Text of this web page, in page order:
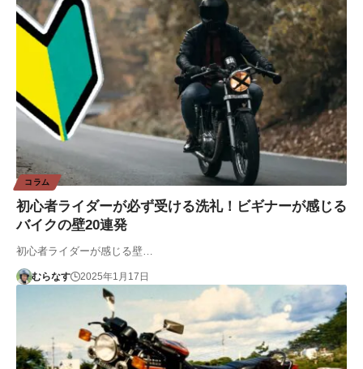
コラム
初心者ライダーが必ず受ける洗礼！ビギナーが感じる
バイクの壁20連発
初心者ライダーが感じる壁…
むらなす 2025年1月17日